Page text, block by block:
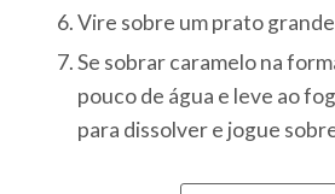
Vire sobre um prato
Se sobrar caramelo na
pouco de água e leve ao
para dissolver e jogue